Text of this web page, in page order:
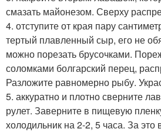
смазать майонезом. Сверху
4. отступите от края пару
тертый плавленный сыр, его не
можно порезать брусочками.
соломками болгарский перец,
Разложите равномерно рыбу.
5. аккуратно и плотно сверните
рулет. Заверните в пищевую
холодильник на 2-2, 5 часа. За